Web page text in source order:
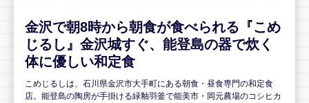
金沢で朝8時から朝食が食べられる『こめ
じるし』金沢城すぐ、能登島の器で炊く
体に優しい和定食
こめじるしは、石川県金沢市大手町にある朝食・昼食専門の和定食
店。能登島の陶房が手掛ける緑釉羽釜で能美市・岡元農場のコシヒカ